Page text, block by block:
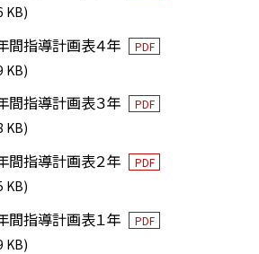
KB)
間指導計画表４年 PDF
KB)
間指導計画表３年 PDF
KB)
間指導計画表２年 PDF
KB)
間指導計画表１年 PDF
KB)